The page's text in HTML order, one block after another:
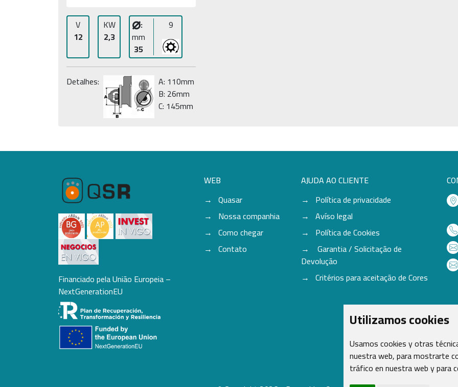
Utilizamos cookies
Usamos cookies y otras
nuestra web, para mostrarte
tráfico en nuestra web y para
V
12
KW
2,3
⌀:
mm
35
9
Detalhes:
A: 110mm
B: 26mm
C: 145mm
Financiado pela União Europeia –
NextGenerationEU
WEB
Quasar
Nossa companhia
Como chegar
Contato
AJUDA AO CLIENTE
Política de privacidade
Avíso legal
Política de Cookies
Garantia / Solicitação de
Devolução
Critérios para aceitação de Cores